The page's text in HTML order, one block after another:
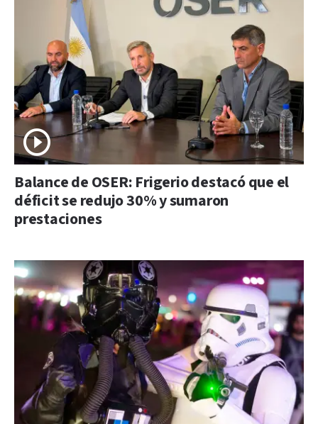
Balance de OSER: Frigerio destacó que el
déficit se redujo 30% y sumaron
prestaciones